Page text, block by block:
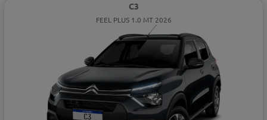
C3
FEEL PLUS 1.0 MT 2026